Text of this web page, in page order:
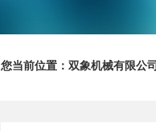
您当前位置： 双象机械有限公司